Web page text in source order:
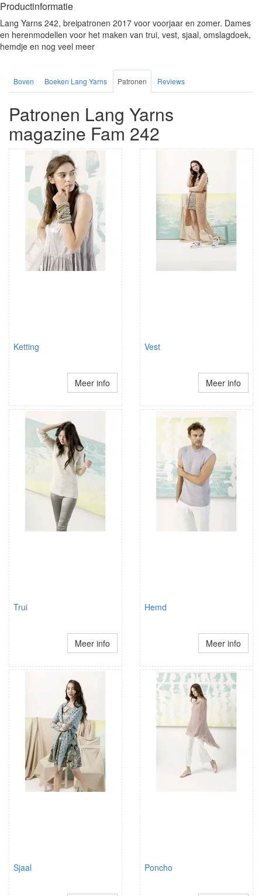
Productinformatie
Lang Yarns 242, breipatronen 2017 voor voorjaar en zomer. Dames
en herenmodellen voor het maken van trui, vest, sjaal, omslagdoek,
hemdje en nog veel meer
Boven Boeken Lang Yarns Patronen Reviews
Patronen Lang Yarns
magazine Fam 242
Ketting
Meer info
Vest
Meer info
Trui
Meer info
Hemd
Meer info
Sjaal Poncho